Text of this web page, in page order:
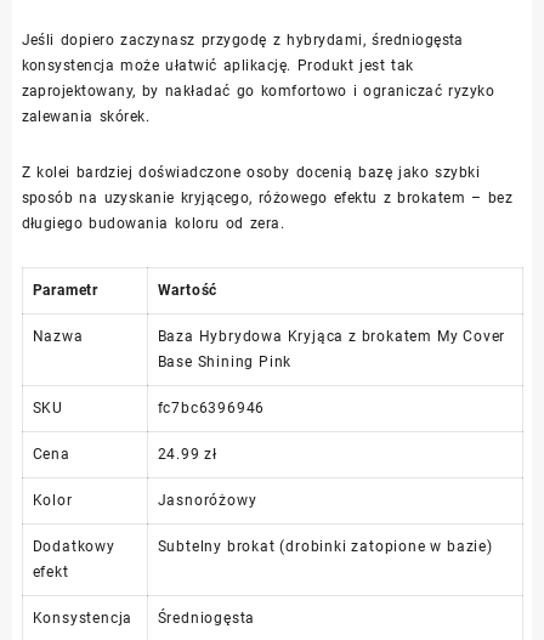
Jeśli dopiero zaczynasz przygodę z hybrydami, średniogęsta
konsystencja może ułatwić aplikację. Produkt jest tak
zaprojektowany, by nakładać go komfortowo i ograniczać ryzyko
zalewania skórek.
Z kolei bardziej doświadczone osoby docenią bazę jako szybki
sposób na uzyskanie kryjącego, różowego efektu z brokatem – bez
długiego budowania koloru od zera.
Parametr Wartość
Nazwa
Baza Hybrydowa Kryjąca z brokatem My Cover
Base Shining Pink
SKU fc7bc6396946
Cena 24.99 zł
Kolor Jasnoróżowy
Dodatkowy
efekt
Subtelny brokat (drobinki zatopione w bazie)
Konsystencja Średniogęsta